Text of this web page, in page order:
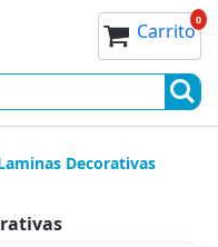
Mi cesta
Carrito0 0
Decorativas